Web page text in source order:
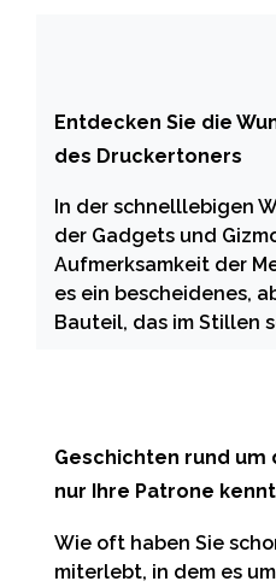
Entdecken Sie die
des Druckertoners
In der schnelllebigen
der Gadgets und
Aufmerksamkeit der
es ein bescheidenes,
Bauteil, das im Stillen
Geschichten rund um
nur Ihre Patrone kennt
Wie oft haben Sie
miterlebt, in dem es